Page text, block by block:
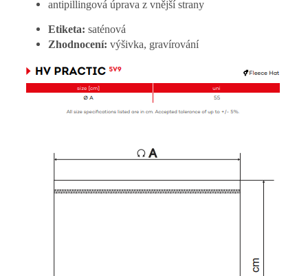
antipillingová úprava z vnější strany
Etiketa: saténová
Zhodnocení: výšivka, gravírování